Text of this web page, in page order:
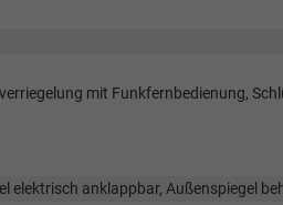
mit Funkfernbedienung,
elektrisch anklappbar, Außenspiegel